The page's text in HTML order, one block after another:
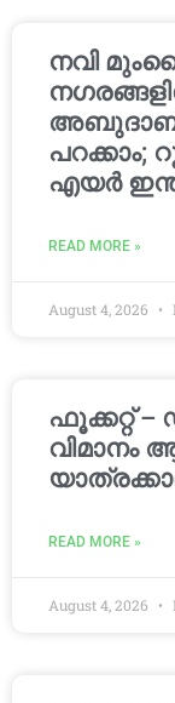
നവി
പറക്കാം;
എയർ
READ MORE »
August 4, 2026
ഫൂക്കറ്റ്
വിമാനം
READ MORE »
August 4, 2026